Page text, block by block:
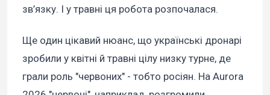
зв’язку. І у травні ця робота розпочалася.
Ще один цікавий нюанс, що українські дронарі
зробили у квітні й травні цілу низку турне, де
грали роль "червоних" - тобто росіян. На Aurora